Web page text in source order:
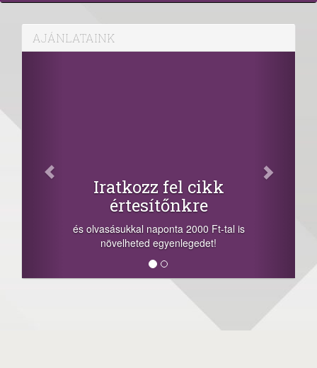
AJÁNLATAINK
Iratkozz fel cikk
értesítőnkre
és olvasásukkal naponta 2000 Ft-tal is
növelheted egyenlegedet!